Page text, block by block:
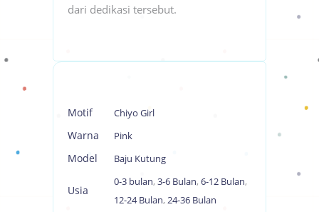
dari dedikasi tersebut.
Motif Chiyo Girl
Warna Pink
Model Baju Kutung
Usia
0-3 bulan, 3-6 Bulan, 6-12 Bulan,
12-24 Bulan, 24-36 Bulan